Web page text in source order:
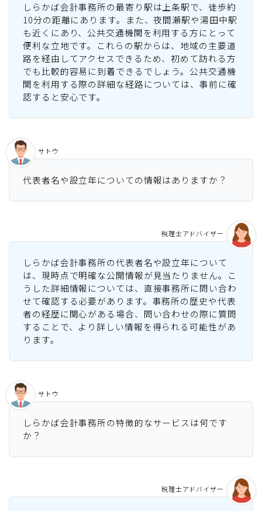
しらかば会計事務所の最寄り駅は上条駅で、徒歩約
10分の距離にあります。また、夜間瀬駅や湯田中駅
も近くにあり、公共交通機関を利用する方にとって
便利な立地です。これらの駅からは、地域の主要道
路を経由してアクセスできるため、初めて訪れる方
でも比較的容易に到着できるでしょう。公共交通機
関を利用する際の詳細な経路については、事前に確
認すると安心です。
代表者名や設立年についての情報はありますか？
サトウ
しらかば会計事務所の代表者名や設立年について
は、現時点で明確な公開情報が見当たりません。こ
うした詳細情報については、直接事務所に問い合わ
せて確認する必要があります。事務所の歴史や代表
者の経歴に関心がある場合、問い合わせの際に質問
することで、より詳しい情報を得られる可能性があ
ります。
税理士アドバイザー
しらかば会計事務所の特徴的なサービスは何です
か？
サトウ
税理士アドバイザー